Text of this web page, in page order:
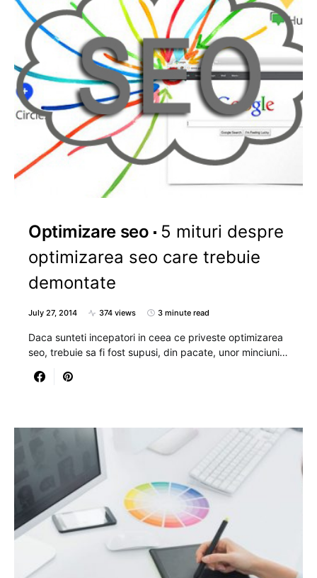
Optimizare seo
5 mituri despre
optimizarea seo care trebuie
demontate
July 27, 2014 374 views 3 minute read
Daca sunteti incepatori in ceea ce priveste optimizarea
seo, trebuie sa fi fost supusi, din pacate, unor minciuni…